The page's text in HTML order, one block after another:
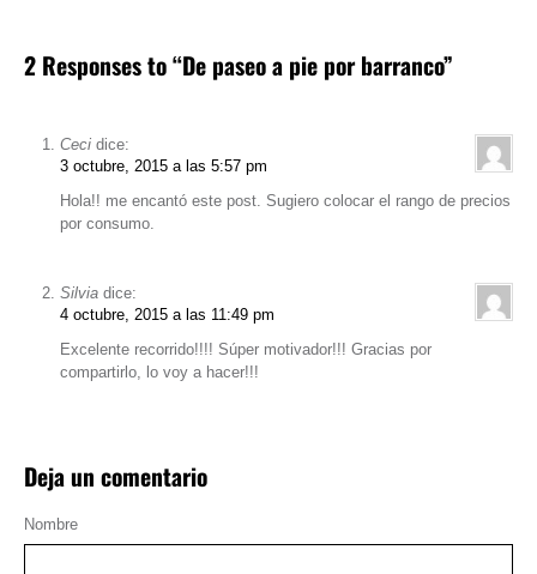
2 Responses to “De paseo a pie por barranco”
Ceci dice:
3 octubre, 2015 a las 5:57 pm
Hola!! me encantó este post. Sugiero colocar el rango de precios
por consumo.
Silvia dice:
4 octubre, 2015 a las 11:49 pm
Excelente recorrido!!!! Súper motivador!!! Gracias por
compartirlo, lo voy a hacer!!!
Deja un comentario
Nombre